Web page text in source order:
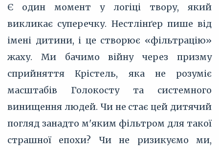
Є один момент у логіці твору, який
викликає суперечку. Нестлінґер пише від
імені дитини, і це створює «фільтрацію»
жаху. Ми бачимо війну через призму
сприйняття Крістель, яка не розуміє
масштабів Голокосту та системного
винищення людей. Чи не стає цей дитячий
погляд занадто м'яким фільтром для такої
страшної епохи? Чи не ризикуємо ми,